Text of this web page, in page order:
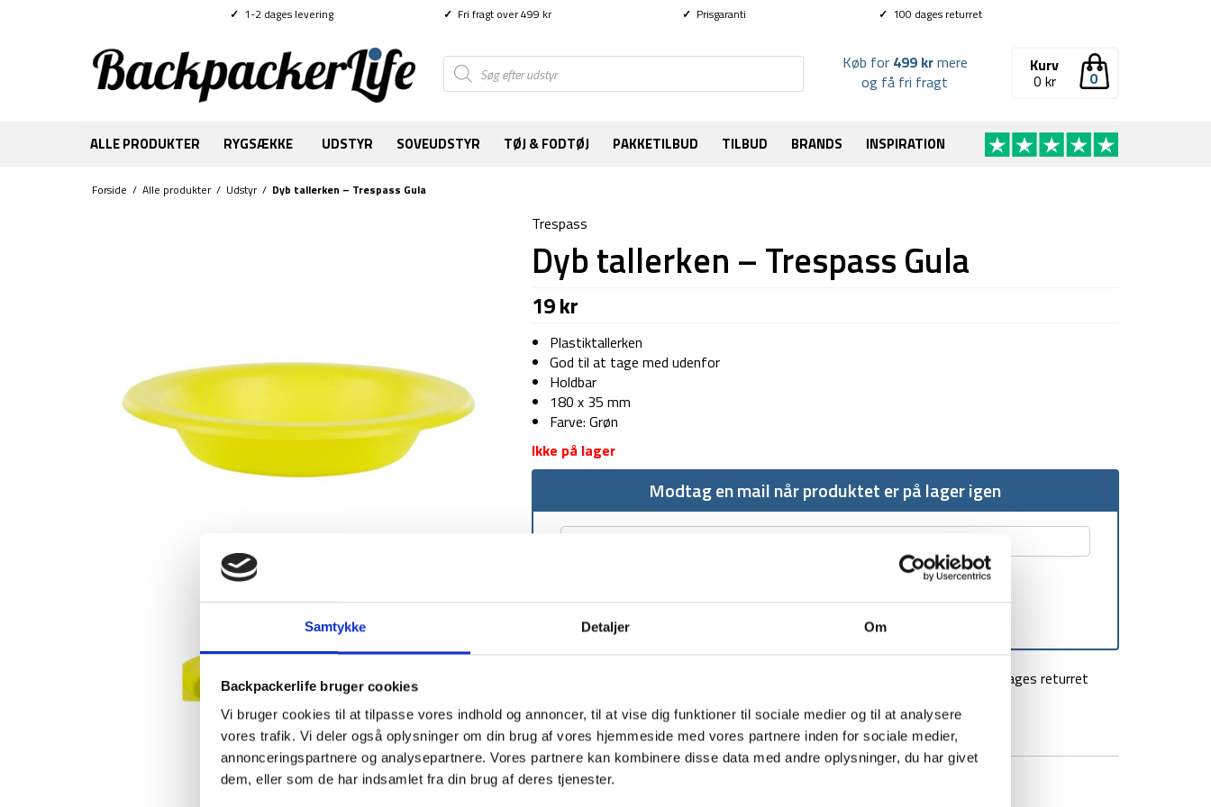
Samtykke Detaljer Om
Backpackerlife bruger cookies
Vi bruger cookies til at tilpasse vores indhold og annoncer, til at vise dig funktioner til sociale medier og til at analysere
vores trafik. Vi deler også oplysninger om din brug af vores hjemmeside med vores partnere inden for sociale medier,
annonceringspartnere og analysepartnere. Vores partnere kan kombinere disse data med andre oplysninger, du har givet
dem, eller som de har indsamlet fra din brug af deres tjenester.
✓ 1-2 dages levering ✓ Fri fragt over 499 kr ✓ Prisgaranti ✓ 100 dages returret
Products
search 0
Kurv
0 kr
Køb for 499 krmere
og få fri fragt
ALLE PRODUKTER RYGSÆKKE UDSTYR SOVEUDSTYR TØJ & FODTØJ PAKKETILBUD TILBUD BRANDS INSPIRATION
Forside / Alle produkter/ Udstyr/ Dyb tallerken – Trespass Gula
Trespass
Dyb tallerken – Trespass Gula
19kr
Plastiktallerken
God til at tage med udenfor
Holdbar
180 x 35 mm
Farve: Grøn
Ikke på lager
Modtag en mail når produktet er på lager igen
100 dages returret